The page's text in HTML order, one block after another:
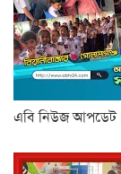
এবি নিউজ আপডেট